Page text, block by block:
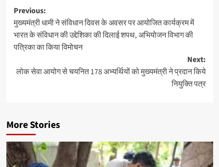
Post
navigation
Previous:
मुख्यमंत्री धामी ने संविधान दिवस के अवसर पर आयोजित कार्यक्रम में
भारत के संविधान की उद्देशिका की दिलाई शपथ, अभियोजन विभाग की
पत्रिका का किया विमोचन
Next:
लोक सेवा आयोग से चयनित 178 अभ्यर्थियों को मुख्यमंत्री ने प्रदान किये
नियुक्ति पत्र
More Stories